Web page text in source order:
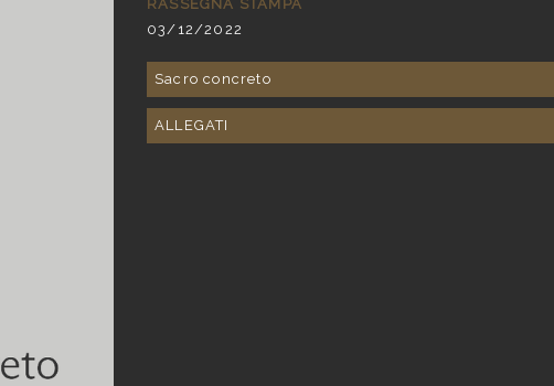
RASSEGNA STAMPA
03/12/2022
Sacro concreto
ALLEGATI